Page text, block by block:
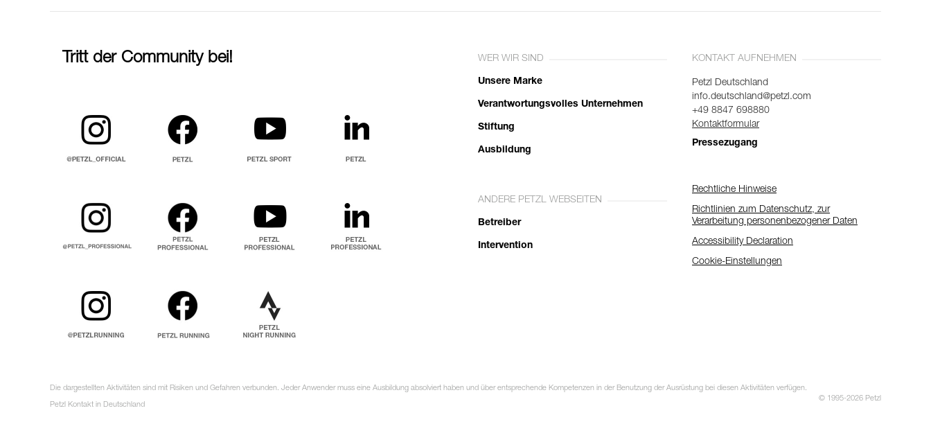
Tritt der Community bei! WER WIR SIND
Unsere Marke
Verantwortungsvolles Unternehmen
Stiftung
Ausbildung
ANDERE PETZL WEBSEITEN
Betreiber
Intervention
KONTAKT AUFNEHMEN
Petzl Deutschland
info.deutschland@petzl.com
+49 8847 698880
Kontaktformular
Pressezugang
Rechtliche Hinweise
Richtlinien zum Datenschutz, zur
Verarbeitung personenbezogener Daten
Accessibility Declaration
Cookie-Einstellungen
Die dargestellten Aktivitäten sind mit Risiken und Gefahren verbunden. Jeder Anwender muss eine Ausbildung absolviert haben und über entsprechende Kompetenzen in der Benutzung der Ausrüstung bei diesen Aktivitäten verfügen.
Petzl Kontakt in Deutschland
© 1995-2026 Petzl